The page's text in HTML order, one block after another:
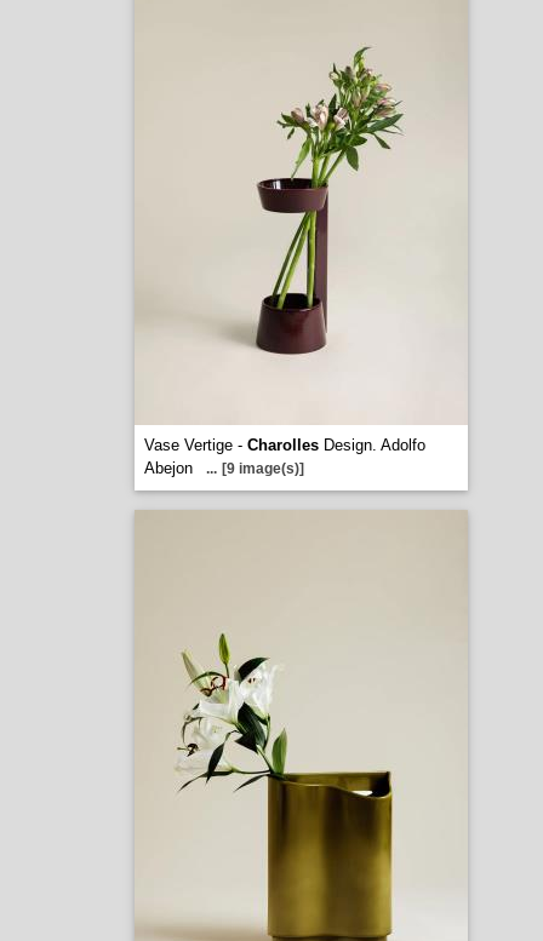
Vase Vertige - CharollesDesign. Adolfo
Abejon
... [9 image(s)]